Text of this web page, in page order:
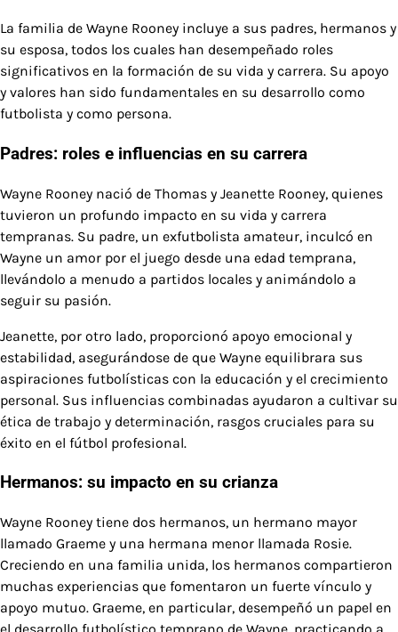
La familia de Wayne Rooney incluye a sus padres, hermanos y
su esposa, todos los cuales han desempeñado roles
significativos en la formación de su vida y carrera. Su apoyo
y valores han sido fundamentales en su desarrollo como
futbolista y como persona.
Padres: roles e influencias en su carrera
Wayne Rooney nació de Thomas y Jeanette Rooney, quienes
tuvieron un profundo impacto en su vida y carrera
tempranas. Su padre, un exfutbolista amateur, inculcó en
Wayne un amor por el juego desde una edad temprana,
llevándolo a menudo a partidos locales y animándolo a
seguir su pasión.
Jeanette, por otro lado, proporcionó apoyo emocional y
estabilidad, asegurándose de que Wayne equilibrara sus
aspiraciones futbolísticas con la educación y el crecimiento
personal. Sus influencias combinadas ayudaron a cultivar su
ética de trabajo y determinación, rasgos cruciales para su
éxito en el fútbol profesional.
Hermanos: su impacto en su crianza
Wayne Rooney tiene dos hermanos, un hermano mayor
llamado Graeme y una hermana menor llamada Rosie.
Creciendo en una familia unida, los hermanos compartieron
muchas experiencias que fomentaron un fuerte vínculo y
apoyo mutuo. Graeme, en particular, desempeñó un papel en